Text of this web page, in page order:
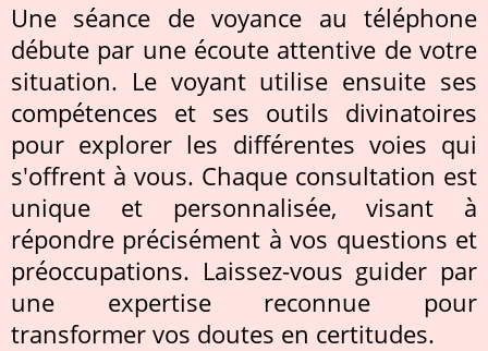
Une séance de voyance au téléphone
débute par une écoute attentive de votre
situation. Le voyant utilise ensuite ses
compétences et ses outils divinatoires
pour explorer les différentes voies qui
s'offrent à vous. Chaque consultation est
unique et personnalisée, visant à
répondre précisément à vos questions et
préoccupations. Laissez-vous guider par
une expertise reconnue pour
transformer vos doutes en certitudes.